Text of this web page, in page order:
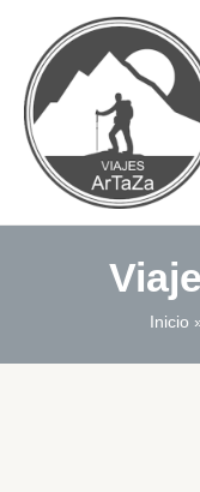
contenido
Inicio